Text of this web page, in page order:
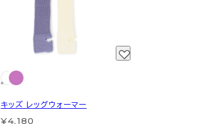
キッズ レッグウォーマー
¥4,180